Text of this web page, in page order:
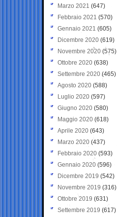
Marzo 2021 (647)
Febbraio 2021 (570)
Gennaio 2021 (605)
Dicembre 2020 (619)
Novembre 2020 (575)
Ottobre 2020 (638)
Settembre 2020(465)
Agosto 2020 (588)
Luglio 2020 (597)
Giugno 2020 (580)
Maggio 2020 (618)
Aprile 2020 (643)
Marzo 2020 (437)
Febbraio 2020 (593)
Gennaio 2020 (596)
Dicembre 2019 (542)
Novembre 2019 (316)
Ottobre 2019 (631)
Settembre 2019 (617)